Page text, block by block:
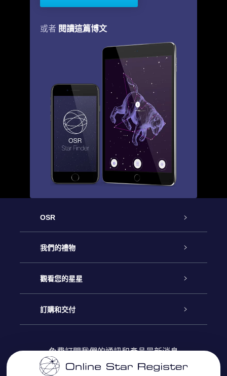
或者 閱讀這篇博文
OSR
客戶服務
聯繫我們
博客
評論
我們的禮物
Online Star禮物
OSR禮物包
OSR 禮物卡
觀看您的星星
星星注册
個性化的Star Page
訂購和交付
付款資訊
免費訂閱我們的通訊和產品最新消息